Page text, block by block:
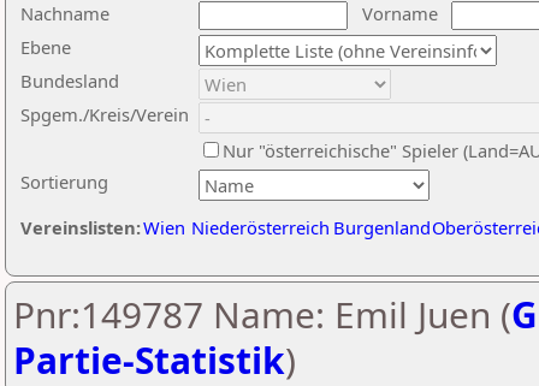
Nachname
Vorname
Ebene
Sortierung
Bundesland
Spgem./Kreis/Verein
Nur "österreichische" Spieler
Vereinslisten:Wien Niederösterreich Burgenland
Pnr:149787 Name: Emil Juen (
Partie-Statistik)